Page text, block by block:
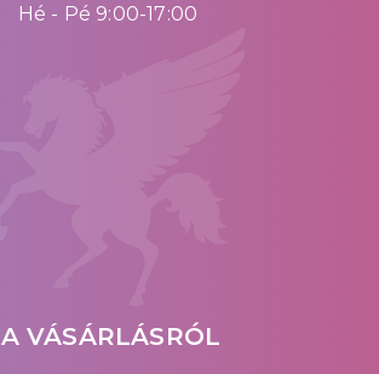
Hé - Pé 9:00-17:00
A VÁSÁRLÁSRÓL